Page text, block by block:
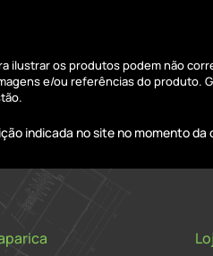
ilustrar os produtos podem não
e/ou referências do produto.
indicada no site no momento